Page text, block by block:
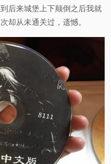
后来城堡上下颠倒之后我就
却从未通关过，遗憾。